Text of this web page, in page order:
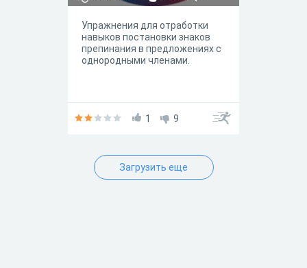
Упражнения для отработки
навыков постановки знаков
препинания в предложениях с
однородными членами.
1 9
Загрузить еще